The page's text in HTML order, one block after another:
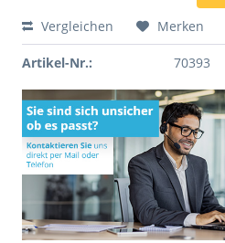
Vergleichen Merken
Artikel-Nr.: 70393